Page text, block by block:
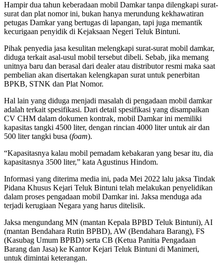
Hampir dua tahun keberadaan mobil Damkar tanpa dilengkapi surat-
surat dan plat nomor ini, bukan hanya merundung kekhawatiran
petugas Damkar yang bertugas di lapangan, tapi juga memantik
kecurigaan penyidik di Kejaksaan Negeri Teluk Bintuni.
Pihak penyedia jasa kesulitan melengkapi surat-surat mobil damkar,
diduga terkait asal-usul mobil tersebut dibeli. Sebab, jika memang
unitnya baru dan berasal dari dealer atau distributor resmi maka saat
pembelian akan disertakan kelengkapan surat untuk penerbitan
BPKB, STNK dan Plat Nomor.
Hal lain yang diduga menjadi masalah di pengadaan mobil damkar
adalah terkait spesifikasi. Dari detail spesifikasi yang disampaikan
CV CHM dalam dokumen kontrak, mobil Damkar ini memiliki
kapasitas tangki 4500 liter, dengan rincian 4000 liter untuk air dan
500 liter tangki busa (foam).
“Kapasitasnya kalau mobil pemadam kebakaran yang besar itu, dia
kapasitasnya 3500 liter,” kata Agustinus Hindom.
Informasi yang diterima media ini, pada Mei 2022 lalu jaksa Tindak
Pidana Khusus Kejari Teluk Bintuni telah melakukan penyelidikan
dalam proses pengadaan mobil Damkar ini. Jaksa menduga ada
terjadi kerugiaan Negara yang harus ditelisik.
Jaksa mengundang MN (mantan Kepala BPBD Teluk Bintuni), AI
(mantan Bendahara Rutin BPBD), AW (Bendahara Barang), FS
(Kasubag Umum BPBD) serta CB (Ketua Panitia Pengadaan
Barang dan Jasa) ke Kantor Kejari Teluk Bintuni di Manimeri,
untuk dimintai keterangan.